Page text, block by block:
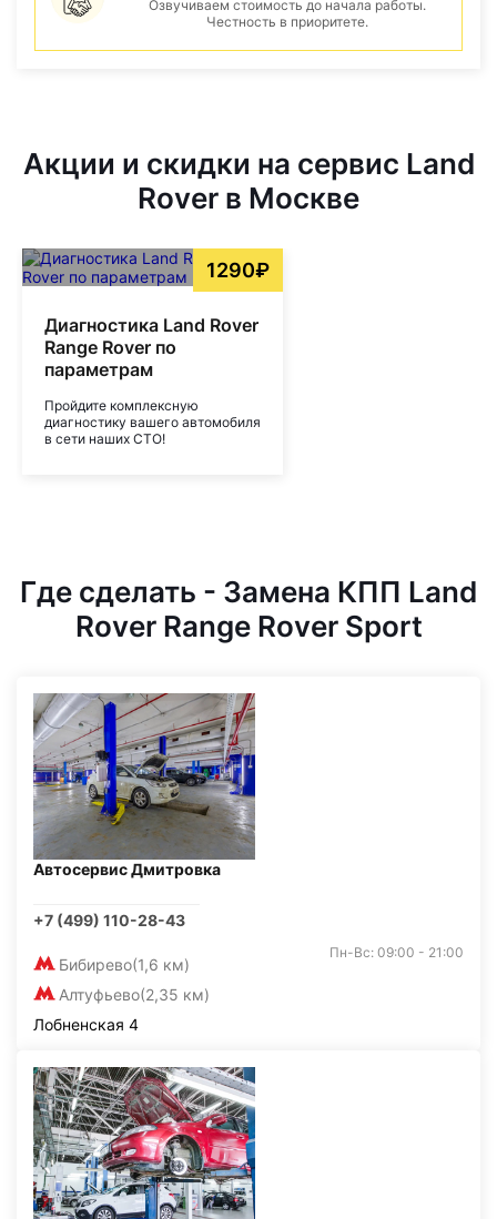
Озвучиваем стоимость до начала работы.
Честность в приоритете.
Акции и скидки на сервис Land
Rover в Москве
1290₽
Диагностика Land Rover
Range Rover по
параметрам
Пройдите комплексную
диагностику вашего автомобиля
в сети наших СТО!
Где сделать - Замена КПП Land
Rover Range Rover Sport
Автосервис Дмитровка
+7 (499) 110-28-43
Бибирево(1,6 км)
Алтуфьево(2,35 км)
Пн-Вс: 09:00 - 21:00
Лобненская 4